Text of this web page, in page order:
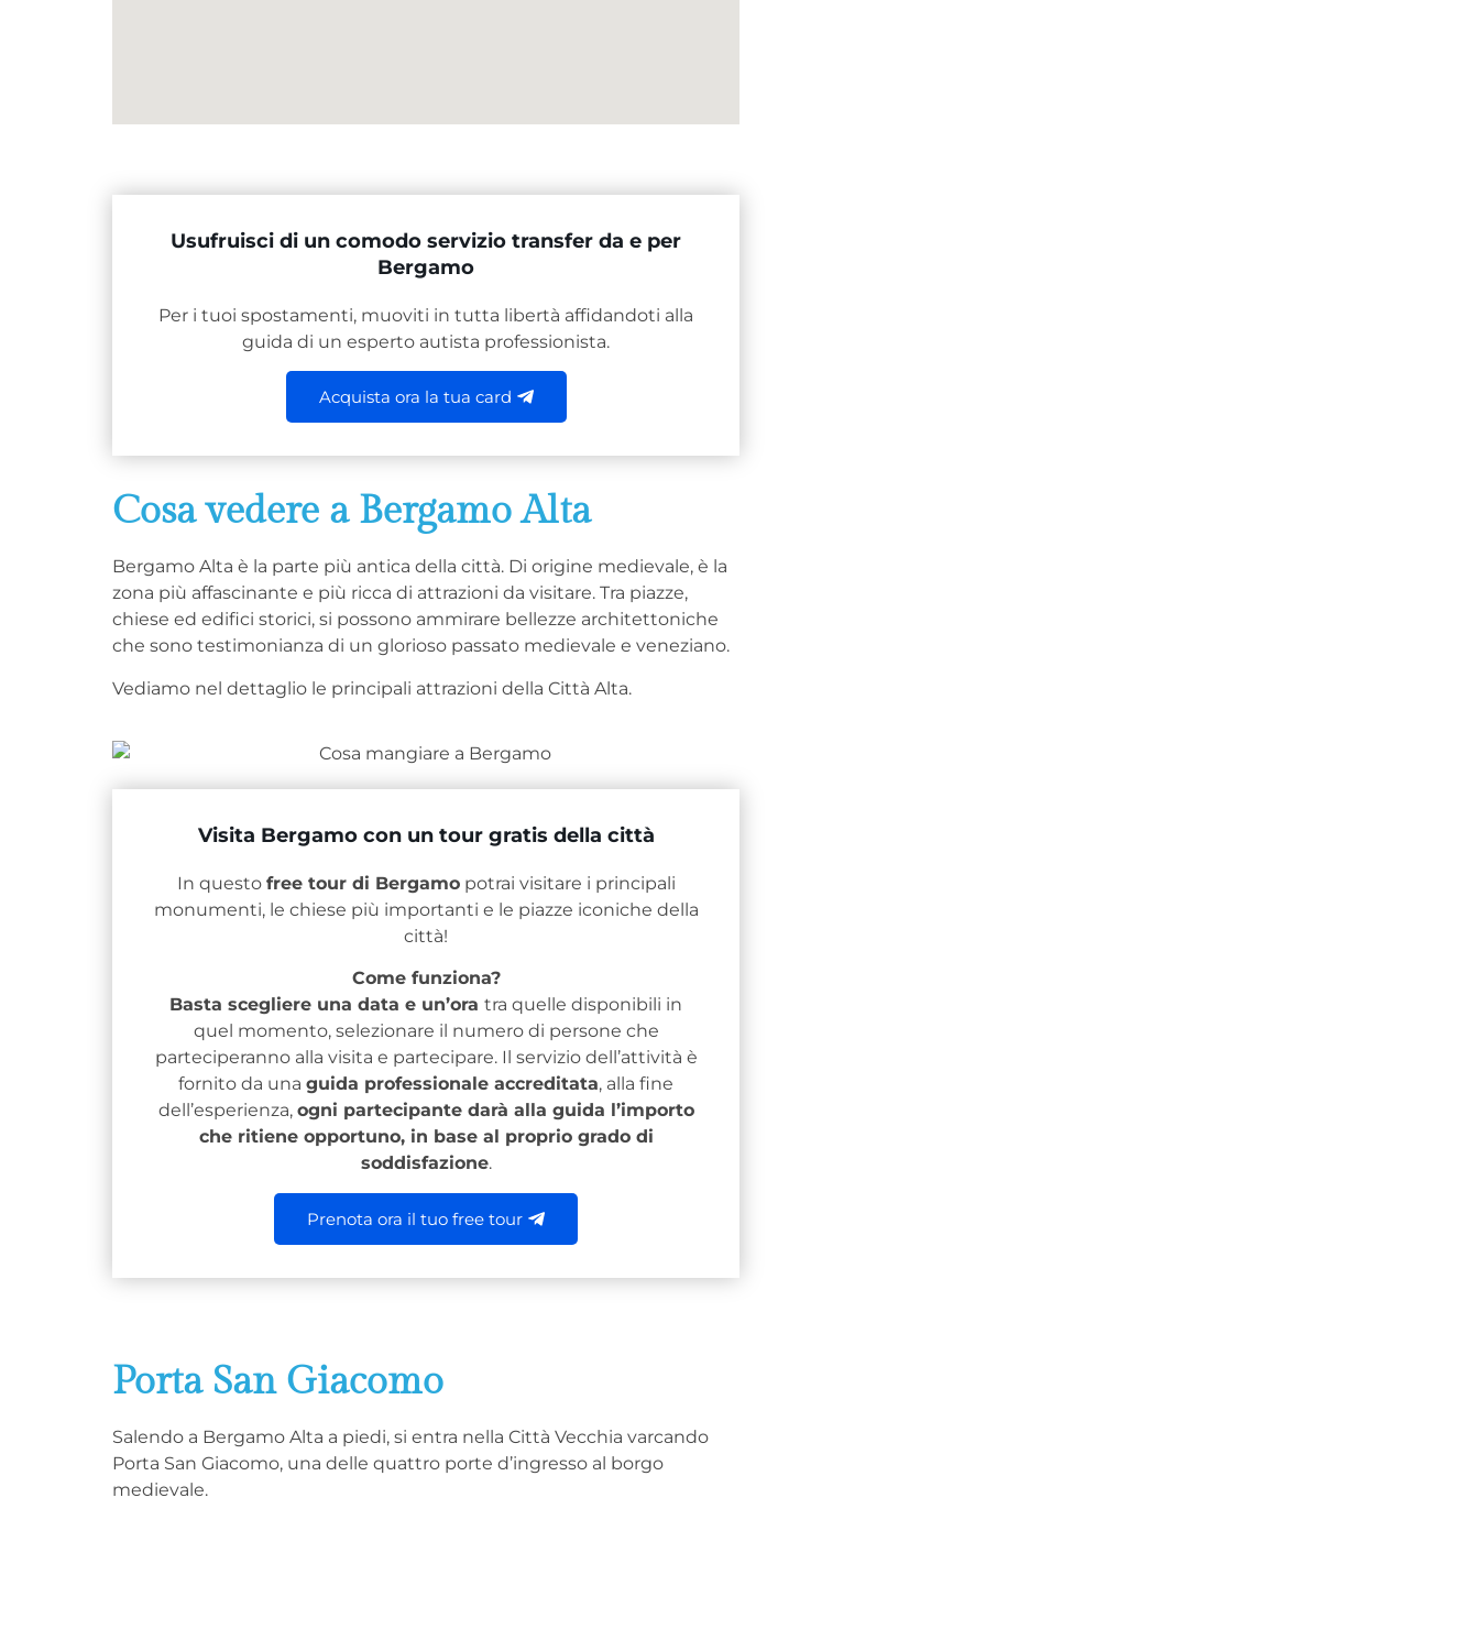
Usufruisci di un comodo servizio transfer da e per
Bergamo
Per i tuoi spostamenti, muoviti in tutta libertà affidandoti alla
guida di un esperto autista professionista.
Acquista ora la tua card
Cosa vedere a Bergamo Alta
Bergamo Alta è la parte più antica della città. Di origine medievale, è la
zona più affascinante e più ricca di attrazioni da visitare. Tra piazze,
chiese ed edifici storici, si possono ammirare bellezze architettoniche
che sono testimonianza di un glorioso passato medievale e veneziano.
Vediamo nel dettaglio le principali attrazioni della Città Alta.
Visita Bergamo con un tour gratis della città
In questo free tour di Bergamopotrai visitare i principali
monumenti, le chiese più importanti e le piazze iconiche della
città!
Come funziona?
Basta scegliere una data e un’ora tra quelle disponibili in
quel momento, selezionare il numero di persone che
parteciperanno alla visita e partecipare. Il servizio dell’attività è
fornito da una guida professionale accreditata, alla fine
dell’esperienza, ogni partecipante darà alla guida l’importo
che ritiene opportuno, in base al proprio grado di
soddisfazione.
Prenota ora il tuo free tour
Porta San Giacomo
Salendo a Bergamo Alta a piedi, si entra nella Città Vecchia varcando
Porta San Giacomo, una delle quattro porte d’ingresso al borgo
medievale.